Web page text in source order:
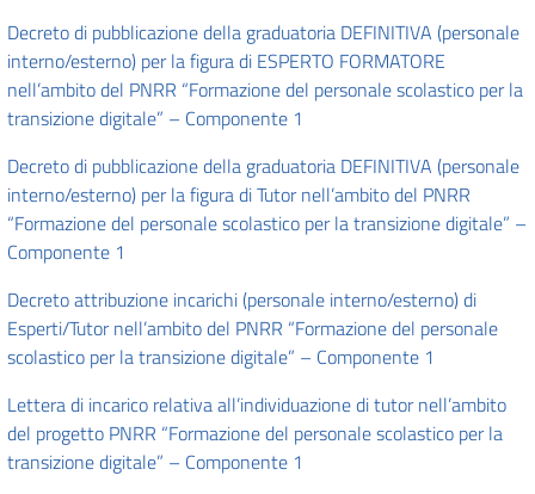
Decreto di pubblicazione della graduatoria DEFINITIVA (personale
interno/esterno) per la figura di ESPERTO FORMATORE
nell’ambito del PNRR “Formazione del personale scolastico per la
transizione digitale” – Componente 1
Decreto di pubblicazione della graduatoria DEFINITIVA (personale
interno/esterno) per la figura di Tutor nell’ambito del PNRR
“Formazione del personale scolastico per la transizione digitale” –
Componente 1
Decreto attribuzione incarichi (personale interno/esterno) di
Esperti/Tutor nell’ambito del PNRR “Formazione del personale
scolastico per la transizione digitale” – Componente 1
Lettera di incarico relativa all’individuazione di tutor nell’ambito
del progetto PNRR “Formazione del personale scolastico per la
transizione digitale” – Componente 1